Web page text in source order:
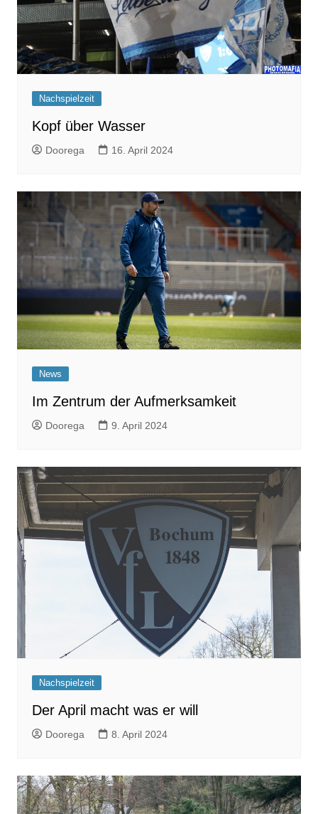
Nachspielzeit
Kopf über Wasser
Doorega 16. April 2024
News
Im Zentrum der Aufmerksamkeit
Doorega 9. April 2024
Nachspielzeit
Der April macht was er will
Doorega 8. April 2024